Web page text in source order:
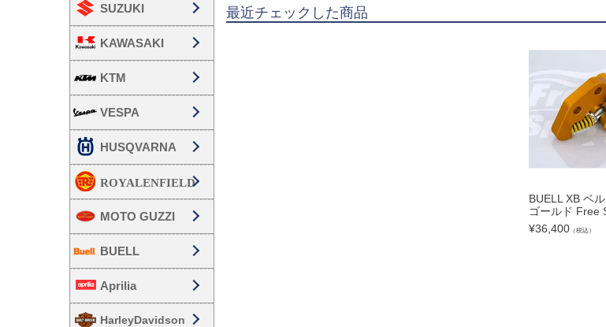
SUZUKI
KAWASAKI
KTM
VESPA
HUSQVARNA
MOTO GUZZI
BUELL
Aprilia
HarleyDavidson
最近チェックした商品
BUELL XB ベ
ゴールド Free
¥36,400（税込）